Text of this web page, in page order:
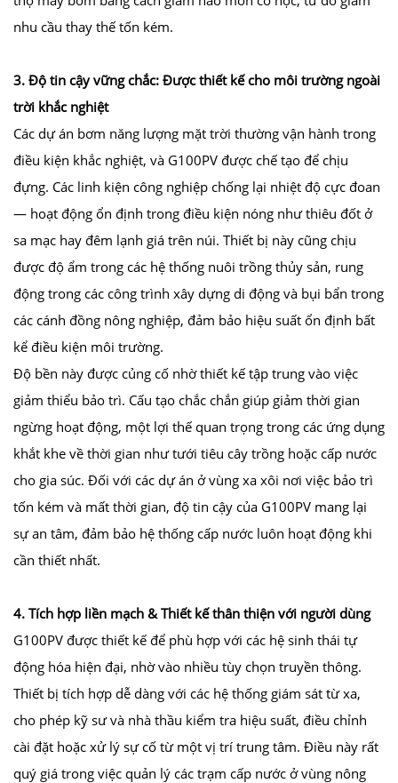
nhu cầu thay thế tốn kém.
3. Độ tin cậy vững chắc: Được thiết kế cho môi trường ngoài
trời khắc nghiệt
Các dự án bơm năng lượng mặt trời thường vận hành trong
điều kiện khắc nghiệt, và G100PV được chế tạo để chịu
đựng. Các linh kiện công nghiệp chống lại nhiệt độ cực đoan
— hoạt động ổn định trong điều kiện nóng như thiêu đốt ở
sa mạc hay đêm lạnh giá trên núi. Thiết bị này cũng chịu
được độ ẩm trong các hệ thống nuôi trồng thủy sản, rung
động trong các công trình xây dựng di động và bụi bẩn trong
các cánh đồng nông nghiệp, đảm bảo hiệu suất ổn định bất
kể điều kiện môi trường.
Độ bền này được củng cố nhờ thiết kế tập trung vào việc
giảm thiểu bảo trì. Cấu tạo chắc chắn giúp giảm thời gian
ngừng hoạt động, một lợi thế quan trọng trong các ứng dụng
khắt khe về thời gian như tưới tiêu cây trồng hoặc cấp nước
cho gia súc. Đối với các dự án ở vùng xa xôi nơi việc bảo trì
tốn kém và mất thời gian, độ tin cậy của G100PV mang lại
sự an tâm, đảm bảo hệ thống cấp nước luôn hoạt động khi
cần thiết nhất.
4. Tích hợp liền mạch & Thiết kế thân thiện với người dùng
G100PV được thiết kế để phù hợp với các hệ sinh thái tự
động hóa hiện đại, nhờ vào nhiều tùy chọn truyền thông.
Thiết bị tích hợp dễ dàng với các hệ thống giám sát từ xa,
cho phép kỹ sư và nhà thầu kiểm tra hiệu suất, điều chỉnh
cài đặt hoặc xử lý sự cố từ một vị trí trung tâm. Điều này rất
quý giá trong việc quản lý các trạm cấp nước ở vùng nông